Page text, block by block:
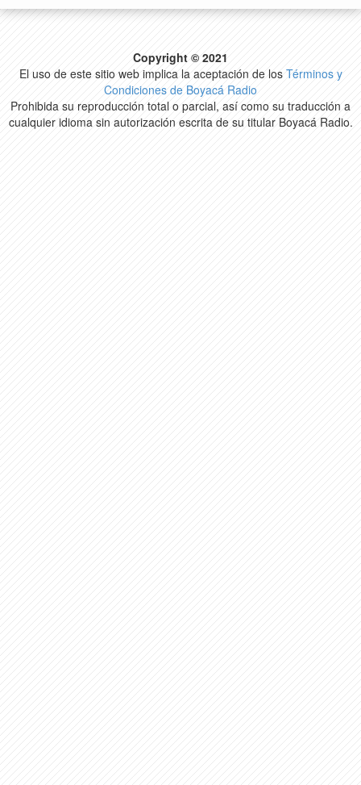
Copyright © 2021
El uso de este sitio web implica la aceptación de los Términos y
Condiciones de Boyacá Radio
Prohibida su reproducción total o parcial, así como su traducción a
cualquier idioma sin autorización escrita de su titular Boyacá Radio.